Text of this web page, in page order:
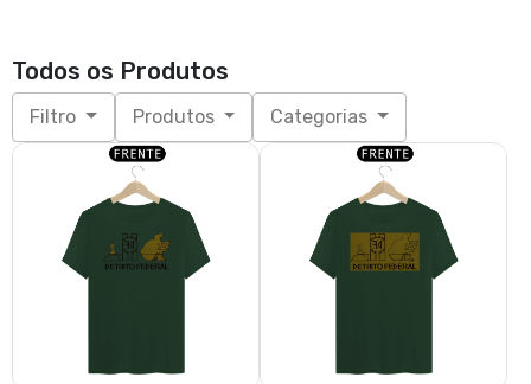
Todos os Produtos
Filtro Produtos Categorias